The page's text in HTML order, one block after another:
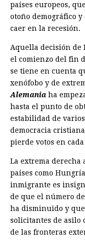
países europeos,
otoño demográfico
caer en la ­recesión.
Aquella decisión de
el comienzo del fin
se tiene en cuenta
xenófobo y de
Alemania ha
hasta el punto de
estabilidad de
democracia
pierde votos en
La extrema derecha
países como
inmigrante es
de que el número
ha disminuido y
solicitantes de asilo
de las fronteras